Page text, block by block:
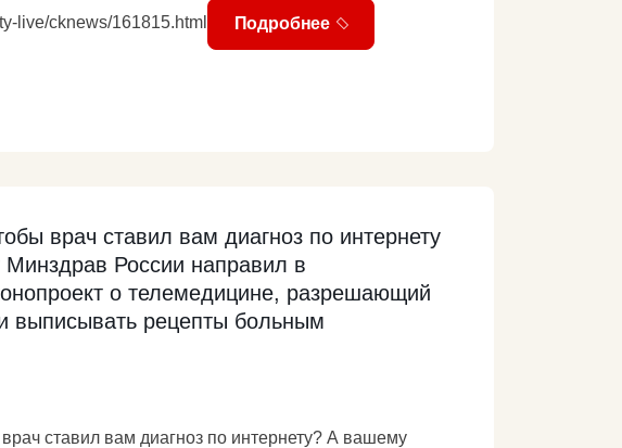
party-live/cknews/161815.html Подробнее
врач ставил вам диагноз по интернету
России направил в
о телемедицине, разрешающий
выписывать рецепты больным
ставил вам диагноз по интернету? А вашему